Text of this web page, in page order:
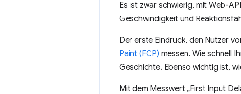
Es ist zwar schwierig, mit Web-
Geschwindigkeit und
Der erste Eindruck, den Nutzer
Paint (FCP) messen. Wie schnell
Geschichte. Ebenso wichtig ist,
Mit dem Messwert „First Input